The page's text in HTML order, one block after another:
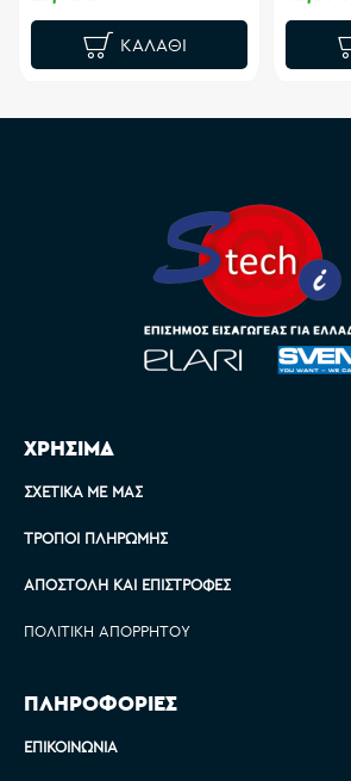
ΚΑΛΆΘΙ
ΧΡΗΣΙΜΑ
ΣΧΕΤΙΚΆ ΜΕ ΜΑΣ
ΤΡΌΠΟΙ ΠΛΗΡΩΜΉΣ
ΑΠΟΣΤΟΛΉ ΚΑΙ ΕΠΙΣΤΡΟΦΈΣ
ΠΟΛΙΤΙΚΉ ΑΠΟΡΡΉΤΟΥ
ΠΛΗΡΟΦΟΡΙΕΣ
ΕΠΙΚΟΙΝΩΝΊΑ